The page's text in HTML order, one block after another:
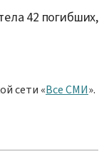
42 погибших,
сети «Все СМИ».